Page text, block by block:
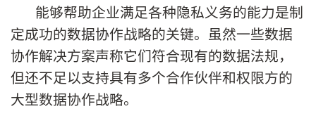
能够帮助企业满足各种隐私义务的能力是制
定成功的数据协作战略的关键。虽然一些数据
协作解决方案声称它们符合现有的数据法规，
但还不足以支持具有多个合作伙伴和权限方的
大型数据协作战略。